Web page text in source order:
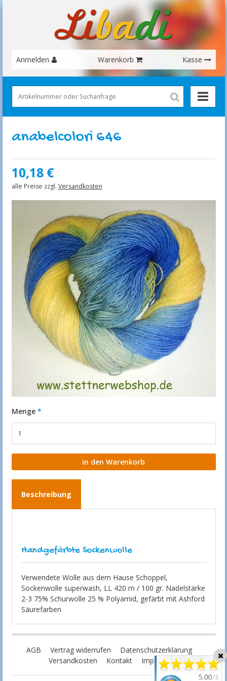
Anmelden Warenkorb Kasse
anabelcolori 646
10,18 €
alle Preise zzgl. Versandkosten
Menge
Beschreibung
Handgefärbte Sockenwolle
Verwendete Wolle aus dem Hause Schoppel,
Sockenwolle superwash, LL 420 m / 100 gr. Nadelstärke
2-3 75% Schurwolle 25 % Polyamid, gefärbt mit Ashford
Säurefarben
AGB Vertrag widerrufen
Datenschutzerklärung
Versandkosten
Kontakt Impressum